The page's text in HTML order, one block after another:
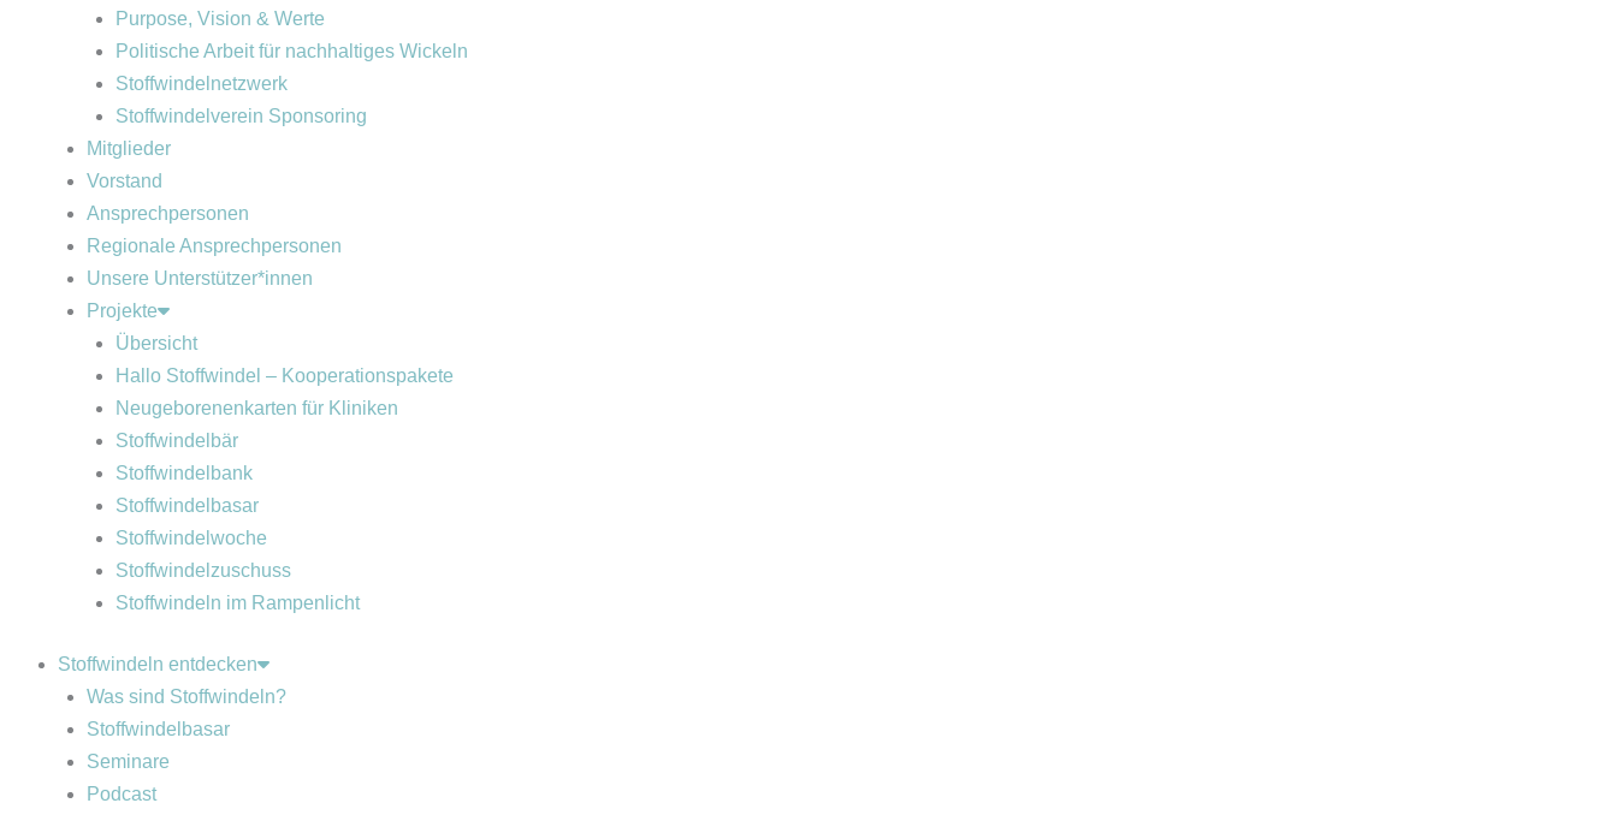
Purpose, Vision & Werte
Politische Arbeit für nachhaltiges Wickeln
Stoffwindelnetzwerk
Stoffwindelverein Sponsoring
Mitglieder
Vorstand
Ansprechpersonen
Regionale Ansprechpersonen
Unsere Unterstützer*innen
Projekte
Übersicht
Hallo Stoffwindel – Kooperationspakete
Neugeborenenkarten für Kliniken
Stoffwindelbär
Stoffwindelbank
Stoffwindelbasar
Stoffwindelwoche
Stoffwindelzuschuss
Stoffwindeln im Rampenlicht
Stoffwindeln entdecken
Was sind Stoffwindeln?
Stoffwindelbasar
Seminare
Podcast